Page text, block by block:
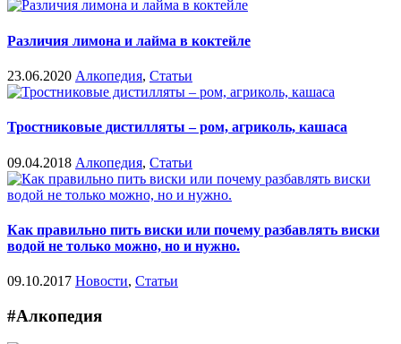
Различия лимона и лайма в коктейле
23.06.2020 Алкопедия, Статьи
Тростниковые дистилляты – ром, агриколь, кашаса
09.04.2018 Алкопедия, Статьи
Как правильно пить виски или почему разбавлять виски
водой не только можно, но и нужно.
09.10.2017 Новости, Статьи
#Алкопедия